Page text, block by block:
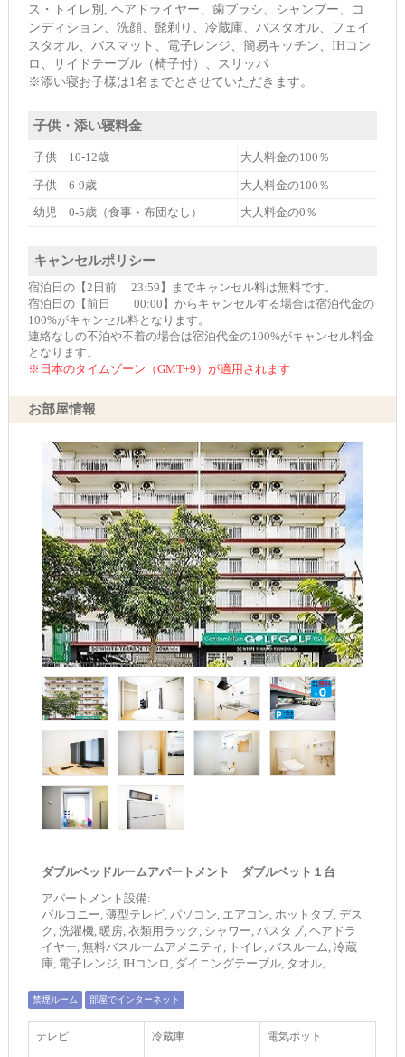
ス・トイレ別, ヘアドライヤー、歯ブラシ、シャンプー、コ
ンディション、洗顔、髭剃り、冷蔵庫、バスタオル、フェイ
スタオル、バスマット、電子レンジ、簡易キッチン、IHコン
ロ、サイドテーブル（椅子付）、スリッパ
※添い寝お子様は1名までとさせていただきます。
子供・添い寝料金
子供 10-12歳 大人料金の100％
子供 6-9歳 大人料金の100％
幼児 0-5歳（食事・布団なし） 大人料金の0％
キャンセルポリシー
宿泊日の【2日前 23:59】までキャンセル料は無料です。
宿泊日の【前日 00:00】からキャンセルする場合は宿泊代金の
100%がキャンセル料となります。
連絡なしの不泊や不着の場合は宿泊代金の100%がキャンセル料金
となります。
※日本のタイムゾーン（GMT+9）が適用されます
お部屋情報
ダブルベッドルームアパートメント ダブルベット１台
アパートメント設備:
バルコニー, 薄型テレビ, パソコン, エアコン, ホットタブ, デス
ク, 洗濯機, 暖房, 衣類用ラック, シャワー, バスタブ, ヘアドラ
イヤー, 無料バスルームアメニティ, トイレ, バスルーム, 冷蔵
庫, 電子レンジ, IHコンロ, ダイニングテーブル, タオル。
禁煙ルーム 部屋でインターネット
テレビ 冷蔵庫 電気ポット